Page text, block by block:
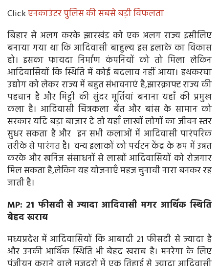
Clickएनकाउंटर पुलिस की सबसे बड़ी विफलता
बिहार से अलग करके झारखंड को एक अलग राज्य इसीलिए
बनाया गया था कि आदिवासी बाहुल्य इस इलाके का विकास
हो। इसका फायदा निर्माण कंपनियों को तो मिला लेकिन
आदिवासियों कि स्थिति में कोई बदलाव नहीं आया। हथकरघा
उद्योग को लेकर राज्य में बहुत संभावनाएं है,झारक्राफ्ट राज्य की
पहचान है और मिट्टी की सुंदर मूर्तियां बनाना यहाँ की प्रमुख
कला है। आदिवासी चित्रकला बेंत और बांस के सामान को
सरकार यदि बड़ा बाज़ार दे तो यहाँ लाखों लोगों का जीवन स्तर
सुधर सकता है और इन सभी कलाओं में आदिवासी पारंपरिक
तरीके से पारंगत है। वन्य इलाकों को पर्यटन केंद्र के रूप में उन्नत
करके और खनिज संसाधनों से लाखों आदिवासियों को रोजगार
मिल सकता है,लेकिन यह योजनाएँ महज चुनावी नारा बनकर रह
जाती है।
MP: 21 फीसदी से ज्यादा आदिवासी मगर आर्थिक स्थिति
बेहद खराब
मध्यप्रदेश में आदिवासियों कि आबादी 21 फीसदी से ज्यादा है
और उनकी आर्थिक स्थिति भी बेहद खराब है। मनरेगा के लिए